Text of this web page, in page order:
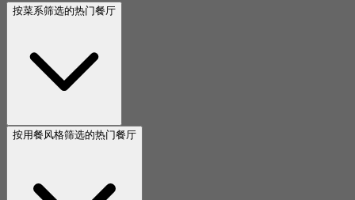
按菜系筛选的热门餐厅
按用餐风格筛选的热门餐厅